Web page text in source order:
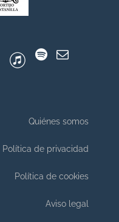
Quiénes somos
Política de privacidad
Política de cookies
Aviso legal